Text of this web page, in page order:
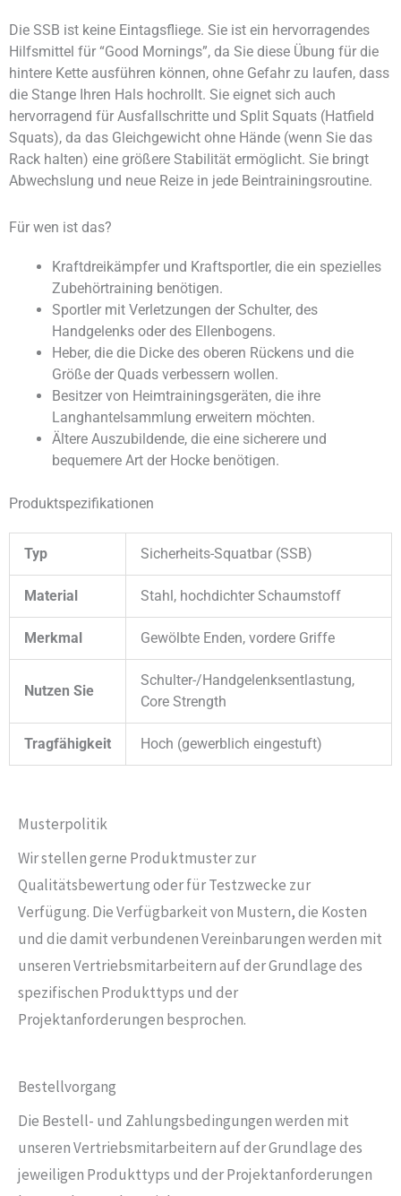
Die SSB ist keine Eintagsfliege. Sie ist ein hervorragendes
Hilfsmittel für “Good Mornings”, da Sie diese Übung für die
hintere Kette ausführen können, ohne Gefahr zu laufen, dass
die Stange Ihren Hals hochrollt. Sie eignet sich auch
hervorragend für Ausfallschritte und Split Squats (Hatfield
Squats), da das Gleichgewicht ohne Hände (wenn Sie das
Rack halten) eine größere Stabilität ermöglicht. Sie bringt
Abwechslung und neue Reize in jede Beintrainingsroutine.
Für wen ist das?
Kraftdreikämpfer und Kraftsportler, die ein spezielles
Zubehörtraining benötigen.
Sportler mit Verletzungen der Schulter, des
Handgelenks oder des Ellenbogens.
Heber, die die Dicke des oberen Rückens und die
Größe der Quads verbessern wollen.
Besitzer von Heimtrainingsgeräten, die ihre
Langhantelsammlung erweitern möchten.
Ältere Auszubildende, die eine sicherere und
bequemere Art der Hocke benötigen.
Produktspezifikationen
Typ Sicherheits-Squatbar (SSB)
Material Stahl, hochdichter Schaumstoff
Merkmal Gewölbte Enden, vordere Griffe
Nutzen Sie
Schulter-/Handgelenksentlastung,
Core Strength
Tragfähigkeit Hoch (gewerblich eingestuft)
Musterpolitik
Wir stellen gerne Produktmuster zur
Qualitätsbewertung oder für Testzwecke zur
Verfügung. Die Verfügbarkeit von Mustern, die Kosten
und die damit verbundenen Vereinbarungen werden mit
unseren Vertriebsmitarbeitern auf der Grundlage des
spezifischen Produkttyps und der
Projektanforderungen besprochen.
Bestellvorgang
Die Bestell- und Zahlungsbedingungen werden mit
unseren Vertriebsmitarbeitern auf der Grundlage des
jeweiligen Produkttyps und der Projektanforderungen